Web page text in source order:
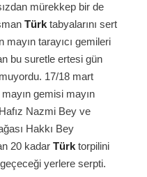
mürekkep bir de
Türk tabyalarını sert
mayın tarayıcı gemileri
bu suretle ertesi gün
17/18 mart
mayın gemisi mayın
Nazmi Bey ve
Hakkı Bey
20 kadar Türk torpilini
yerlere serpti.